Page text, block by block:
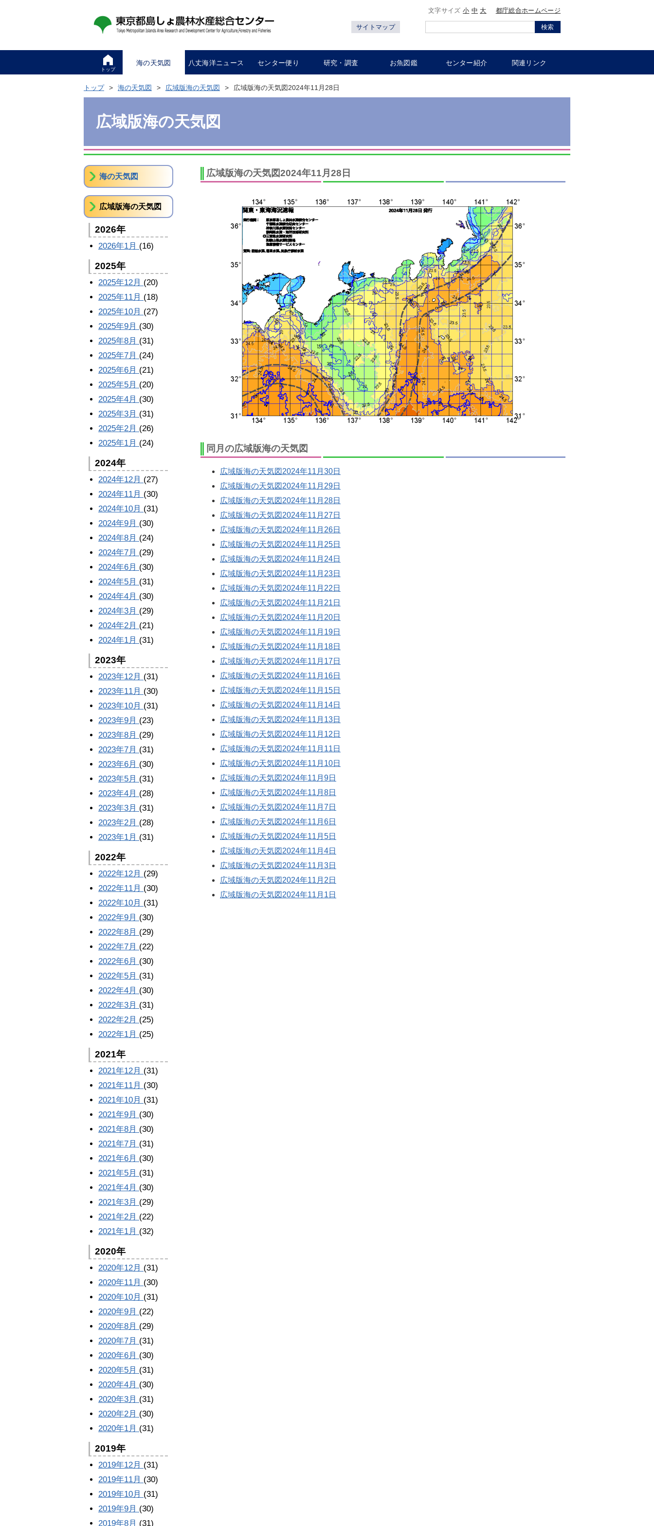
文字サイズ小 中 大 都庁総合ホームページ
サイトマップ 検索
トップ
海の天気図 八丈海洋ニュース センター便り 研究・調査 お魚図鑑 センター紹介 関連リンク
トップ 海の天気図 広域版海の天気図 広域版海の天気図2024年11月28日
広域版海の天気図
広域版海の天気図2024年11月28日
同月の広域版海の天気図
広域版海の天気図2024年11月30日
広域版海の天気図2024年11月29日
広域版海の天気図2024年11月28日
広域版海の天気図2024年11月27日
広域版海の天気図2024年11月26日
広域版海の天気図2024年11月25日
広域版海の天気図2024年11月24日
広域版海の天気図2024年11月23日
広域版海の天気図2024年11月22日
広域版海の天気図2024年11月21日
広域版海の天気図2024年11月20日
広域版海の天気図2024年11月19日
広域版海の天気図2024年11月18日
広域版海の天気図2024年11月17日
広域版海の天気図2024年11月16日
広域版海の天気図2024年11月15日
広域版海の天気図2024年11月14日
広域版海の天気図2024年11月13日
広域版海の天気図2024年11月12日
広域版海の天気図2024年11月11日
広域版海の天気図2024年11月10日
広域版海の天気図2024年11月9日
広域版海の天気図2024年11月8日
広域版海の天気図2024年11月7日
広域版海の天気図2024年11月6日
広域版海の天気図2024年11月5日
広域版海の天気図2024年11月4日
広域版海の天気図2024年11月3日
広域版海の天気図2024年11月2日
広域版海の天気図2024年11月1日
海の天気図
広域版海の天気図
2026年
2026年1月 (16)
2025年
2025年12月 (20)
2025年11月 (18)
2025年10月 (27)
2025年9月 (30)
2025年8月 (31)
2025年7月 (24)
2025年6月 (21)
2025年5月 (20)
2025年4月 (30)
2025年3月 (31)
2025年2月 (26)
2025年1月 (24)
2024年
2024年12月 (27)
2024年11月 (30)
2024年10月 (31)
2024年9月 (30)
2024年8月 (24)
2024年7月 (29)
2024年6月 (30)
2024年5月 (31)
2024年4月 (30)
2024年3月 (29)
2024年2月 (21)
2024年1月 (31)
2023年
2023年12月 (31)
2023年11月 (30)
2023年10月 (31)
2023年9月 (23)
2023年8月 (29)
2023年7月 (31)
2023年6月 (30)
2023年5月 (31)
2023年4月 (28)
2023年3月 (31)
2023年2月 (28)
2023年1月 (31)
2022年
2022年12月 (29)
2022年11月 (30)
2022年10月 (31)
2022年9月 (30)
2022年8月 (29)
2022年7月 (22)
2022年6月 (30)
2022年5月 (31)
2022年4月 (30)
2022年3月 (31)
2022年2月 (25)
2022年1月 (25)
2021年
2021年12月 (31)
2021年11月 (30)
2021年10月 (31)
2021年9月 (30)
2021年8月 (30)
2021年7月 (31)
2021年6月 (30)
2021年5月 (31)
2021年4月 (30)
2021年3月 (29)
2021年2月 (22)
2021年1月 (32)
2020年
2020年12月 (31)
2020年11月 (30)
2020年10月 (31)
2020年9月 (22)
2020年8月 (29)
2020年7月 (31)
2020年6月 (30)
2020年5月 (31)
2020年4月 (30)
2020年3月 (31)
2020年2月 (30)
2020年1月 (31)
2019年
2019年12月 (31)
2019年11月 (30)
2019年10月 (31)
2019年9月 (30)
2019年8月 (31)